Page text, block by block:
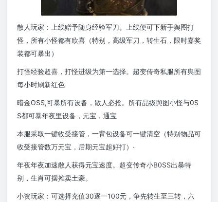
散人玩家：上线赠予随身经验军刀。上线便可下新手舆图打
怪，所有小怪都有欣喜（特别，高级军刀，转生石，限时嘉奖
装都可暴出）
打怪经验超喜，打怪进级为第一选择。超变传奇私服所有舆图
每小时刷新红色
暗金OSS,可暴所有设备，散人必抢。所有品级舆图小怪与0S
S都可暴年夜里设备，元宝，通宝
本服采取一键收受接管，一背包设备可一键清空（特别物品可
收受接管数万元宝，后期元宝超好打）·
年夜年夜加速散人获得元宝速度。超变传奇小B0SS出暴特
别，生肖可摆摊卖土豪。
小资玩家：可选择充值30逐一100元，争先转生至三转，六